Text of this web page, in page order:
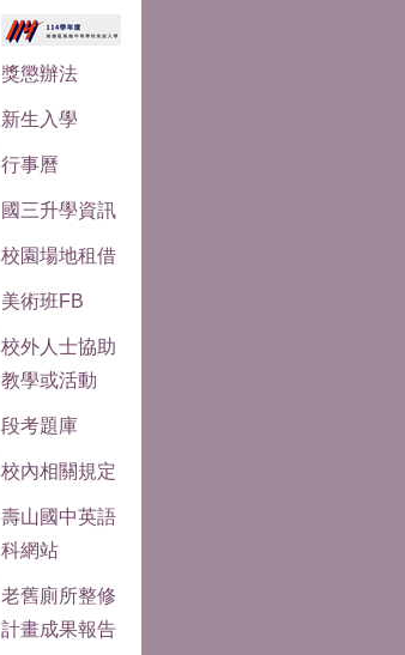
獎懲辦法
新生入學
行事曆
國三升學資訊
校園場地租借
美術班FB
校外人士協助
教學或活動
段考題庫
校內相關規定
壽山國中英語
科網站
老舊廁所整修
計畫成果報告